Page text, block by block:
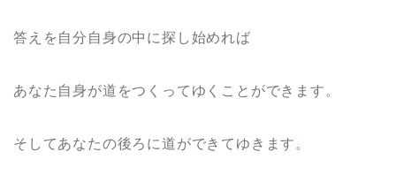
答えを自分自身の中に探し始めれば
あなた自身が道をつくってゆくことができます。
そしてあなたの後ろに道ができてゆきます。